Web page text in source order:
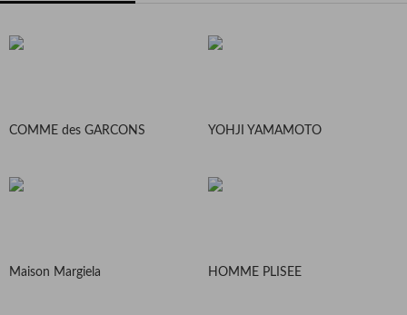
COMME des GARCONS YOHJI YAMAMOTO
Maison Margiela HOMME PLISEE